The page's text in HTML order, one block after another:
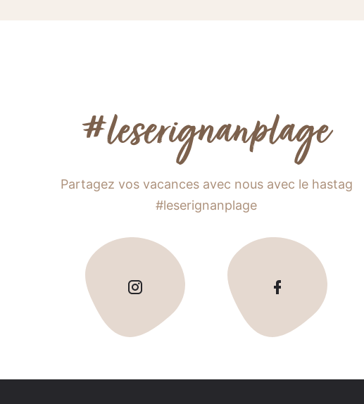
#leserignanplage
Partagez vos vacances avec nous avec le hastag
#leserignanplage